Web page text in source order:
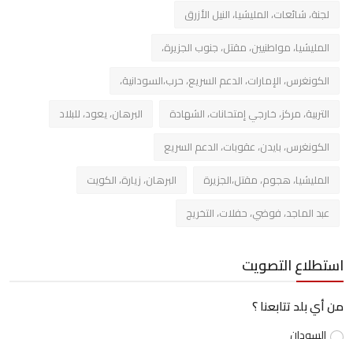
لجنة، شائعات، المليشيا، النيل الأزرق
المليشيا، مواطنيين، مقتل، جنوب الجزيرة،
الكونغرس، الإمارات، الدعم السريع، حرب،السودانية،
التربية، مركز، خارجي إمتحانات، الشهادة
البرهان، يعود، للبلاد
الكونغرس، بايدن، عقوبات، الدعم السريع
المليشيا، هجوم، مقتل،الجزيرة
البرهان، زيارة، الكويت
عبد الماجد، فوضي، حفلات، التخريج
استطلاع التصويت
من أي بلد تتابعنا ؟